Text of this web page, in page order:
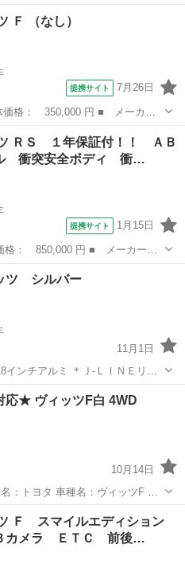
■ グレード名： Ｆ スマイ
ラ ＥＴＣ 前後ドラレコ ス
Ｆ （なし）
提携サイト 7月26日
■ グレード名： Ｆ ■ 排気
ミッション： CVT ■ ...
ツ ＲＳ １年保証付！！ ＡＢ
衝突安全ボディ 衝…
提携サイト 1月15日
■ グレード名： ＲＳ １年
安全ボディ 衝突被害軽減シ
ツ シルバー
11月1日
車体価格になっております。 ★気になることがあり...
ッツ
★ ヴィッツF白 4WD
10月14日
ツ Ｆ スマイルエディション
メラ ＥＴＣ 前後…